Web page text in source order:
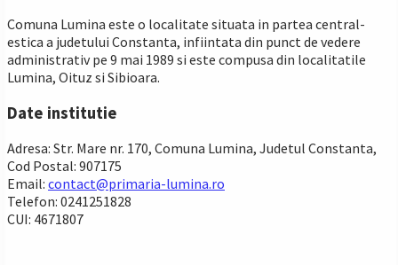
Comuna Lumina este o localitate situata in partea central-
estica a judetului Constanta, infiintata din punct de vedere
administrativ pe 9 mai 1989 si este compusa din localitatile
Lumina, Oituz si Sibioara.
Date institutie
Adresa: Str. Mare nr. 170, Comuna Lumina, Judetul Constanta,
Cod Postal: 907175
Email: contact@primaria-lumina.ro
Telefon: 0241251828
CUI: 4671807